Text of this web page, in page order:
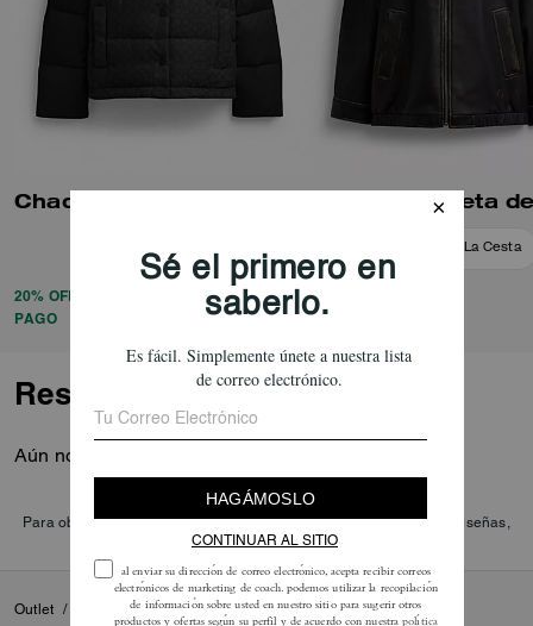
20% OFF APLICADO AL PROCESAR EL
PAGO
Añadir A La Cesta
Reseñas
Aún no hay opiniones.
Para obtener más información sobre cómo verificamos nuestras reseñas,
lee más aquí.
Outlet / Para mujer / Confección